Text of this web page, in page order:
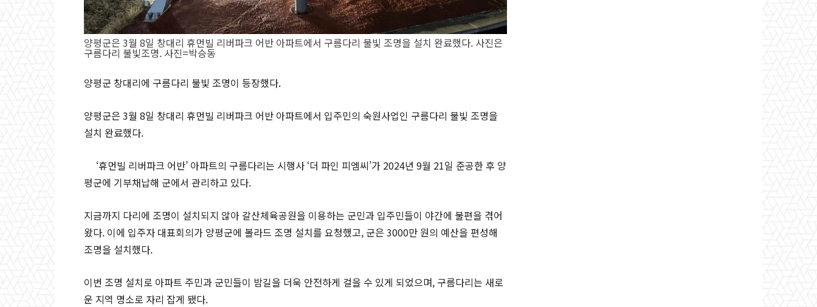
양평군은 3월 8일 창대리 휴먼빌 리버파크 어반 아파트에서 구름다리 불빛 조명을 설치 완료했다. 사진은
구름다리 불빛조명. 사진=박승동
양평군 창대리에 구름다리 불빛 조명이 등장했다.
양평군은 3월 8일 창대리 휴먼빌 리버파크 어반 아파트에서 입주민의 숙원사업인 구름다리 불빛 조명을
설치 완료했다.
‘휴먼빌 리버파크 어반’ 아파트의 구름다리는 시행사 ‘더 파인 피엠씨’가 2024년 9월 21일 준공한 후 양
평군에 기부채납해 군에서 관리하고 있다.
지금까지 다리에 조명이 설치되지 않아 갈산체육공원을 이용하는 군민과 입주민들이 야간에 불편을 겪어
왔다. 이에 입주자 대표회의가 양평군에 볼라드 조명 설치를 요청했고, 군은 3000만 원의 예산을 편성해
조명을 설치했다.
이번 조명 설치로 아파트 주민과 군민들이 밤길을 더욱 안전하게 걸을 수 있게 되었으며, 구름다리는 새로
운 지역 명소로 자리 잡게 됐다.